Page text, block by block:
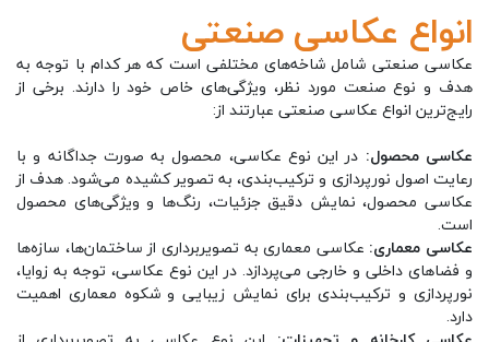
انواع عکاسی صنعتی
عکاسی صنعتی شامل شاخه‌های مختلفی است که هر کدام با توجه به
هدف و نوع صنعت مورد نظر، ویژگی‌های خاص خود را دارند. برخی از
رایج‌ترین انواع عکاسی صنعتی عبارتند از:
عکاسی محصول: در این نوع عکاسی، محصول به صورت جداگانه و با
رعایت اصول نورپردازی و ترکیب‌بندی، به تصویر کشیده می‌شود. هدف از
عکاسی محصول، نمایش دقیق جزئیات، رنگ‌ها و ویژگی‌های محصول
است.
عکاسی معماری: عکاسی معماری به تصویربرداری از ساختمان‌ها، سازه‌ها
و فضاهای داخلی و خارجی می‌پردازد. در این نوع عکاسی، توجه به زوایا،
نورپردازی و ترکیب‌بندی برای نمایش زیبایی و شکوه معماری اهمیت
دارد.